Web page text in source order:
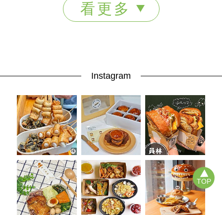
TOP
看更多
Instagram